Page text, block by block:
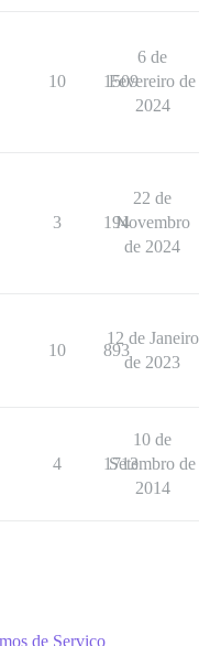
10 1509
6 de
Fevereiro de
2024
3 194
22 de
Novembro
de 2024
10 893
12 de Janeiro
de 2023
4 1713
10 de
Setembro de
2014
de Serviço